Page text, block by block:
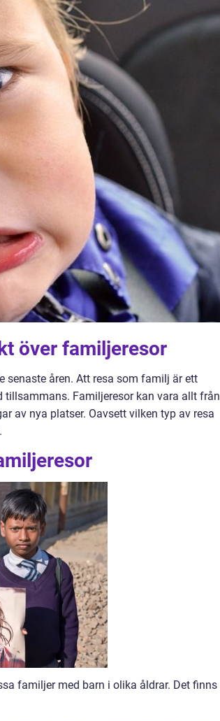
över familjeresor
senaste åren. Att resa som familj är ett
Familjeresor kan vara allt från
av nya platser. Oavsett vilken typ av resa
familjer med barn i olika åldrar. Det finns